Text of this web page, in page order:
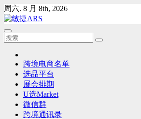
Skip
to
content
周六. 8 月 8th, 2026
跨境电商名单
选品平台
展会排期
U选Market
微信群
跨境通讯录